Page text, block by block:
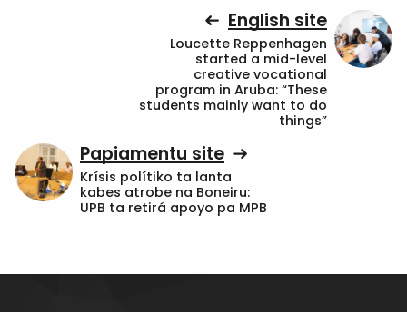
English site
Loucette Reppenhagen
started a mid-level
creative vocational
program in Aruba: “These
students mainly want to do
things”
Papiamentu site
Krísis polítiko ta lanta
kabes atrobe na Boneiru:
UPB ta retirá apoyo pa MPB